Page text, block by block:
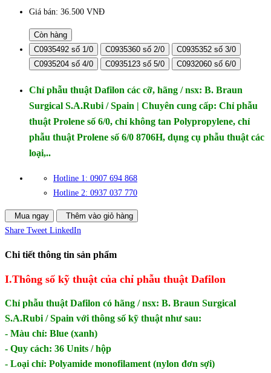
Giá bán: 36.500 VNĐ
Còn hàng
C0935492 số 1/0
C0935360 số 2/0
C0935352 số 3/0
C0935204 số 4/0
C0935123 số 5/0 C0932060 số 6/0
Chỉ phẫu thuật Dafilon các cỡ, hãng / nsx: B. Braun
Surgical S.A.Rubi / Spain | Chuyên cung cấp: Chỉ phẫu
thuật Prolene số 6/0, chỉ không tan Polypropylene, chỉ
phẫu thuật Prolene số 6/0 8706H, dụng cụ phẫu thuật các
loại,..
Hotline 1: 0907 694 868
Hotline 2: 0937 037 770
Mua ngay
Thêm vào giỏ hàng
Share Tweet LinkedIn
Chi tiết thông tin sản phẩm
I.Thông số kỹ thuật của chỉ phẫu thuật Dafilon
Chỉ phẫu thuật Dafilon có hãng / nsx: B. Braun Surgical
S.A.Rubi / Spain với thông số kỹ thuật như sau:
- Màu chỉ: Blue (xanh)
- Quy cách: 36 Units / hộp
- Loại chỉ: Polyamide monofilament (nylon đơn sợi)